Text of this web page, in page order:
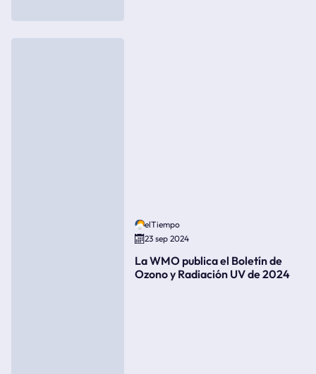
elTiempo
23 sep 2024
La WMO publica el Boletín de
Ozono y Radiación UV de 2024